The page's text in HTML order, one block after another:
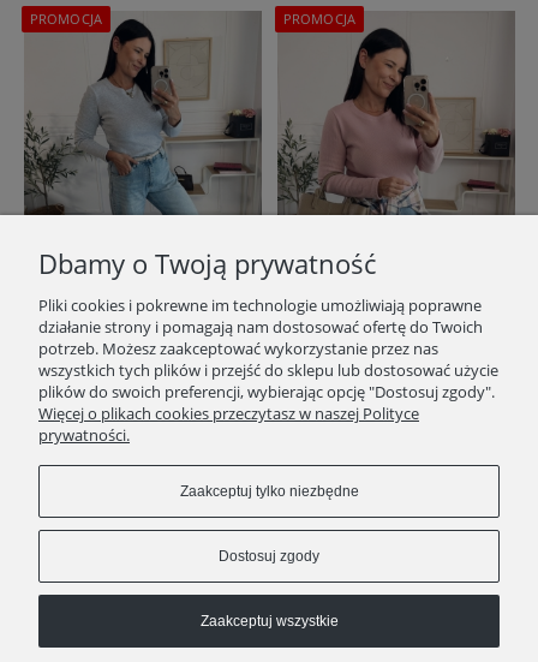
Basic prążek Oli Szary Melanż
77,40 zł
PROMOCJA
77,40 zł
PROMOCJA
« 1 2 3 »
Dbamy o Twoją prywatność
Pliki cookies i pokrewne im technologie umożliwiają poprawne
działanie strony i pomagają nam dostosować ofertę do Twoich
potrzeb. Możesz zaakceptować wykorzystanie przez nas
wszystkich tych plików i przejść do sklepu lub dostosować użycie
plików do swoich preferencji, wybierając opcję "Dostosuj zgody".
Więcej o plikach cookies przeczytasz w naszej Polityce
prywatności.
Zaakceptuj tylko niezbędne
Dostosuj zgody
Zaakceptuj wszystkie